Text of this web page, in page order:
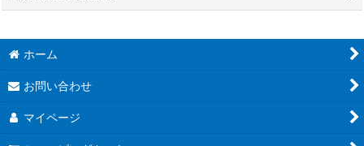
ホーム
お問い合わせ
マイページ